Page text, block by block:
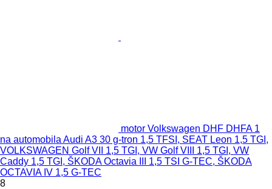
motor Volkswagen DHF DHFA 1
na automobila Audi A3 30 g-tron 1,5 TFSI, SEAT Leon 1,5 TGI,
VOLKSWAGEN Golf VII 1,5 TGI, VW Golf VIII 1,5 TGI, VW
Caddy 1,5 TGI, ŠKODA Octavia III 1,5 TSI G-TEC, ŠKODA
OCTAVIA IV 1,5 G-TEC
8